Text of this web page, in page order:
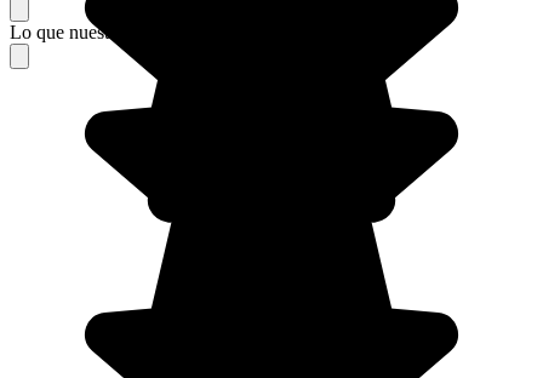
Lo que nuestros viajeros piensan de su estancia